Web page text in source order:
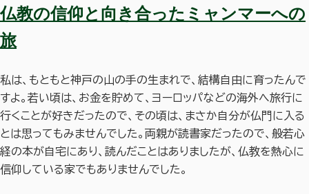
仏教の信仰と向き合ったミャンマーへの
旅
私は、もともと神戸の山の手の生まれで、結構自由に育ったんで
すよ。若い頃は、お金を貯めて、ヨーロッパなどの海外へ旅行に
行くことが好きだったので、その頃は、まさか自分が仏門に入る
とは思ってもみませんでした。両親が読書家だったので、般若心
経の本が自宅にあり、読んだことはありましたが、仏教を熱心に
信仰している家でもありませんでした。